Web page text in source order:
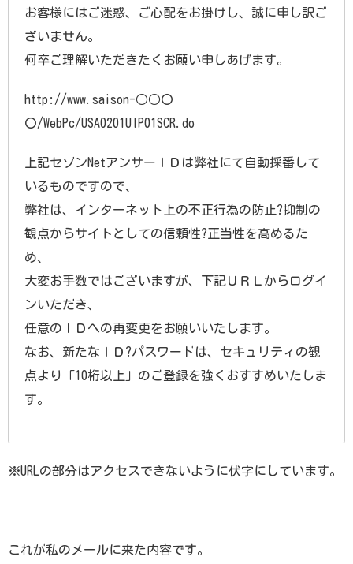
お客様にはご迷惑、ご心配をお掛けし、誠に申し訳ご
ざいません。
何卒ご理解いただきたくお願い申しあげます。
http://www.saison-○○〇
〇/WebPc/USA0201UIP01SCR.do
上記セゾンNetアンサーＩＤは弊社にて自動採番して
いるものですので、
弊社は、インターネット上の不正行為の防止?抑制の
観点からサイトとしての信頼性?正当性を高めるた
め、
大変お手数ではございますが、下記ＵＲＬからログイ
ンいただき、
任意のＩＤへの再変更をお願いいたします。
なお、新たなＩＤ?パスワードは、セキュリティの観
点より「10桁以上」のご登録を強くおすすめいたしま
す。
※URLの部分はアクセスできないように伏字にしています。
これが私のメールに来た内容です。